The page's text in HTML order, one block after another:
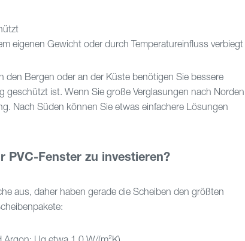
eigenen Gewicht oder durch Temperatureinfluss verbiegt
den Bergen oder an der Küste benötigen Sie bessere
geschützt ist. Wenn Sie große Verglasungen nach Norden
Nach Süden können Sie etwas einfachere Lösungen
PVC-Fenster zu investieren?
aus, daher haben gerade die Scheiben den größten